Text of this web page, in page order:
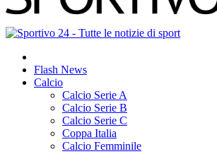
Flash News
Calcio
Calcio Serie A
Calcio Serie B
Calcio Serie C
Coppa Italia
Calcio Femminile